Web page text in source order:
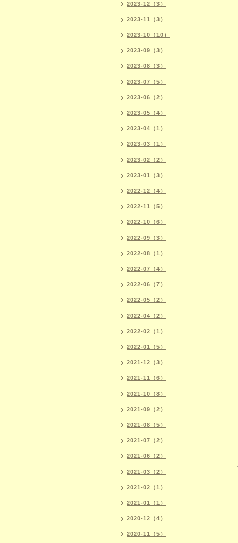
2023-12（3）
2023-11（3）
2023-10（10）
2023-09（3）
2023-08（3）
2023-07（5）
2023-06（2）
2023-05（4）
2023-04（1）
2023-03（1）
2023-02（2）
2023-01（3）
2022-12（4）
2022-11（5）
2022-10（6）
2022-09（3）
2022-08（1）
2022-07（4）
2022-06（7）
2022-05（2）
2022-04（2）
2022-02（1）
2022-01（5）
2021-12（3）
2021-11（6）
2021-10（8）
2021-09（2）
2021-08（5）
2021-07（2）
2021-06（2）
2021-03（2）
2021-02（1）
2021-01（1）
2020-12（4）
2020-11（5）